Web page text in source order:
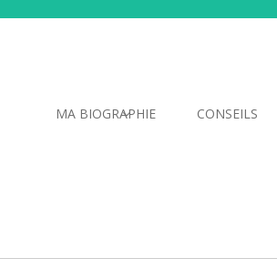
MA BIOGRAPHIE CONSEILS